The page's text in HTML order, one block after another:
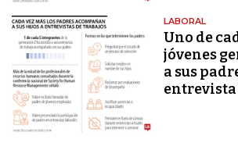
LABORAL
Uno de
jóvenes
a sus